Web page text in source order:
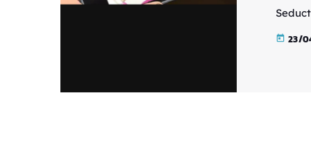
today 23/